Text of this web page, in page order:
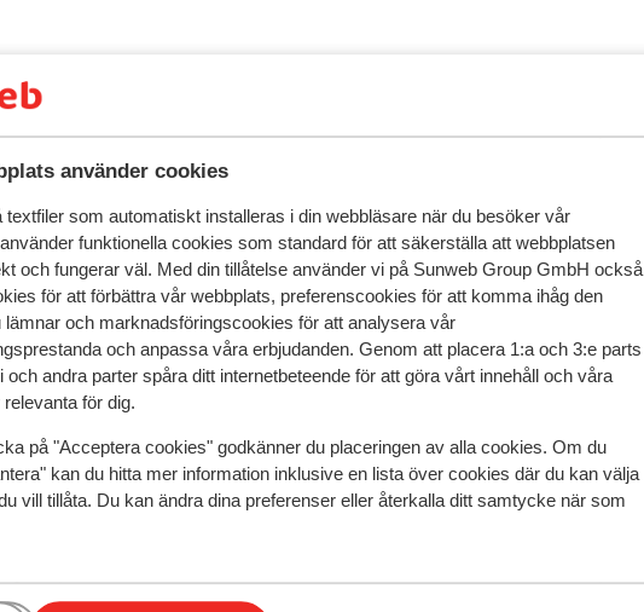
använder cookies
textfiler som automatiskt installeras i din webbläsare när du besöker vår
funktionella cookies som standard för att säkerställa att webbplatsen
och fungerar väl. Med din tillåtelse använder vi på Sunweb Group GmbH också
för att förbättra vår webbplats, preferenscookies för att komma ihåg den
lämnar och marknadsföringscookies för att analysera vår
och anpassa våra erbjudanden. Genom att placera 1:a och 3:e parts
andra parter spåra ditt internetbeteende för att göra vårt innehåll och våra
för dig.
på "Acceptera cookies" godkänner du placeringen av alla cookies. Om du
kan du hitta mer information inklusive en lista över cookies där du kan välja
vill tillåta. Du kan ändra dina preferenser eller återkalla ditt samtycke när som
detta boende.
I utkanten av centrum